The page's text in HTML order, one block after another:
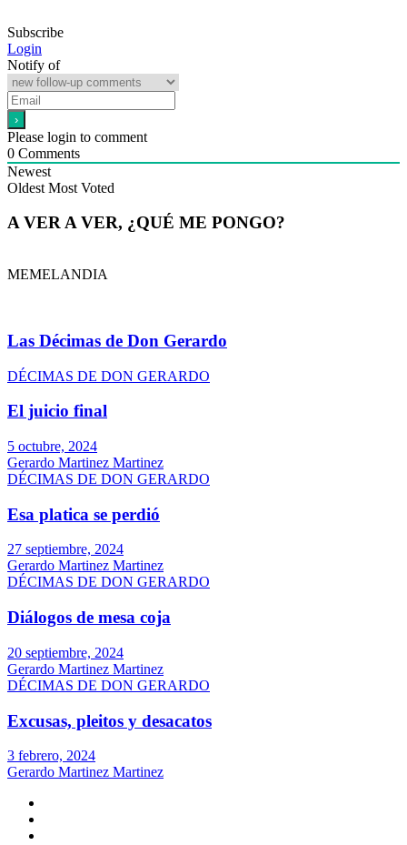
Subscribe
Login
Notify of
Please login to comment
0 Comments
Newest
Oldest Most Voted
A VER A VER, ¿QUÉ ME PONGO?
MEMELANDIA
Las Décimas de Don Gerardo
DÉCIMAS DE DON GERARDO
El juicio final
5 octubre, 2024
Gerardo Martinez Martinez
DÉCIMAS DE DON GERARDO
Esa platica se perdió
27 septiembre, 2024
Gerardo Martinez Martinez
DÉCIMAS DE DON GERARDO
Diálogos de mesa coja
20 septiembre, 2024
Gerardo Martinez Martinez
DÉCIMAS DE DON GERARDO
Excusas, pleitos y desacatos
3 febrero, 2024
Gerardo Martinez Martinez